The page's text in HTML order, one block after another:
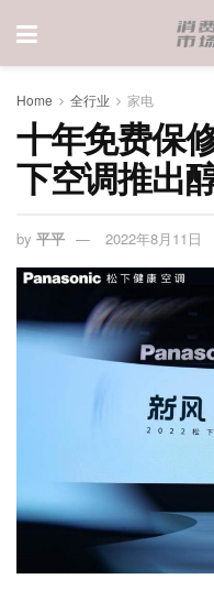
Home 全行业 家电
十年免费保
下空调推出
by 平平 2022年8月11日